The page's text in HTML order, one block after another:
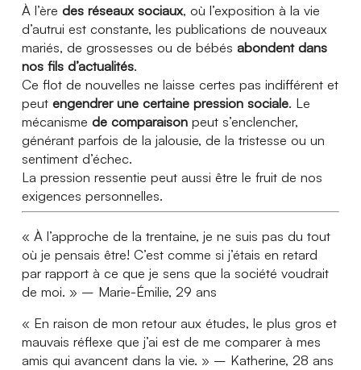
À l’ère des réseaux sociaux, où l’exposition à la vie
d’autrui est constante, les publications de nouveaux
mariés, de grossesses ou de bébés abondent dans
nos fils d’actualités.
Ce flot de nouvelles ne laisse certes pas indifférent et
peut engendrer une certaine pression sociale. Le
mécanisme de comparaisonpeut s’enclencher,
générant parfois de la jalousie, de la tristesse ou un
sentiment d’échec.
La pression ressentie peut aussi être le fruit de nos
exigences personnelles.
« À l’approche de la trentaine, je ne suis pas du tout
où je pensais être! C’est comme si j’étais en retard
par rapport à ce que je sens que la société voudrait
de moi. » – Marie-Émilie, 29 ans
« En raison de mon retour aux études, le plus gros et
mauvais réflexe que j’ai est de me comparer à mes
amis qui avancent dans la vie. » – Katherine, 28 ans